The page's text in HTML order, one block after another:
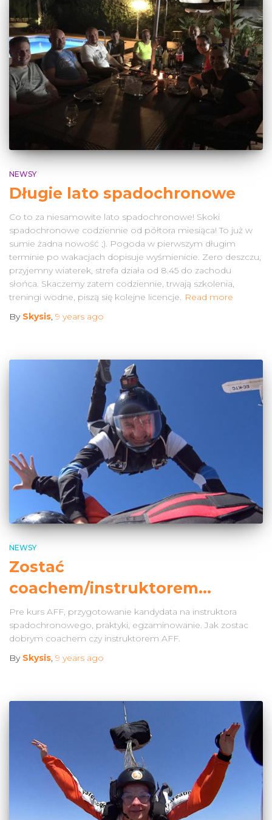
NEWSY
Długie lato spadochronowe
Co to za niesamowite lato spadochronowe! Skoki
spadochronowe codziennie od półtora miesiąca! To już w
sumie żadna nowość ;). Pogoda w pierwszym długim
terminie po wakacjach dopisuje wyśmienicie. Zero deszczu,
przyjemny wiaterek, strefa działa od 8.45 do zachodu
słońca. Skaczemy zatem codziennie, trwają szkolenia,
treningi wodne, piszą się kolejne licencje. Read more
By Skysis, 9 years ago
NEWSY
Zostać
coachem/instruktorem…
Pre kurs AFF, przygotowanie kandydata na instruktora
spadochronowego, praktyki, egzaminowanie. Jak zostac
dobrym coachem czy instruktorem AFF.
By Skysis 9 years ago